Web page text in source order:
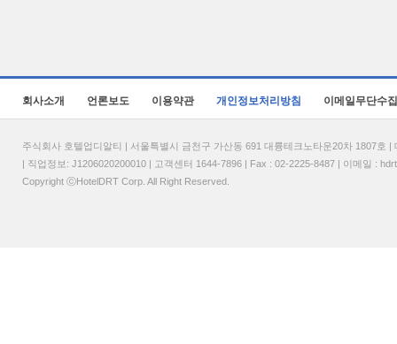
회사소개 언론보도 이용약관 개인정보처리방침 이메일무단수
주식회사 호텔업디알티 | 서울특별시 금천구 가산동 691 대륭테크노타운20차 1807
| 직업정보: J1206020200010 | 고객센터 1644-7896 | Fax : 02-2225-8487 | 이메일 :
Copyright ⓒHotelDRT Corp. All Right Reserved.